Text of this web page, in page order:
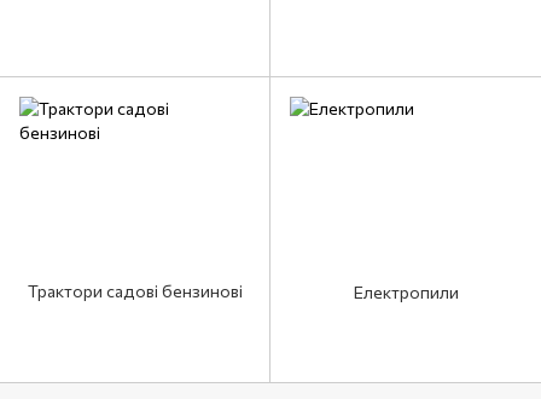
Трактори садові бензинові Електропили